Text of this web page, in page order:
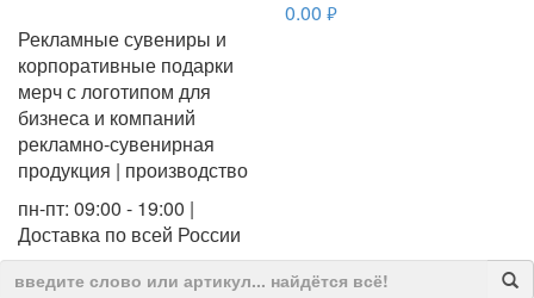
Рекламные сувениры и
корпоративные подарки
мерч с логотипом для
бизнеса и компаний
рекламно-сувенирная
продукция | производство
пн-пт: 09:00 - 19:00 |
Доставка по всей России
0.00 руб.